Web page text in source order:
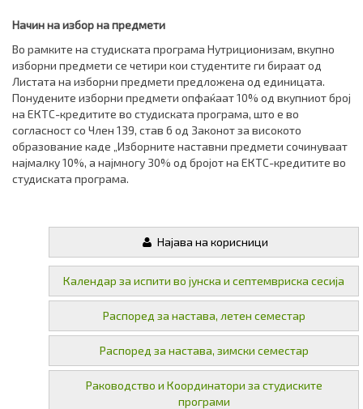
Начин на избор на предмети
Во рамките на студиската програма Нутриционизам, вкупно
изборни предмети се четири кои студентите ги бираат од
Листата на изборни предмети предложена од единицата.
Понудените изборни предмети опфаќаат 10% од вкупниот број
на ЕКТС-кредитите во студиската програма, што е во
согласност со Член 139, став 6 од Законот за високото
образование каде „Изборните наставни предмети сочинуваат
најмалку 10%, а најмногу 30% од бројот на ЕКТС-кредитите во
студиската програма.
Најава на корисници
Календар за испити во јунска и септемвриска сесија
Распоред за настава, летен семестар
Распоред за настава, зимски семестар
Раководство и Координатори за студиските
програми